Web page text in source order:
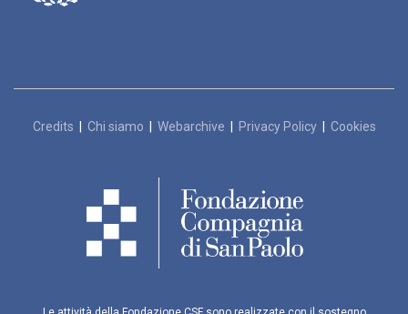
Credits Chi siamo Webarchive Privacy Policy| Cookies